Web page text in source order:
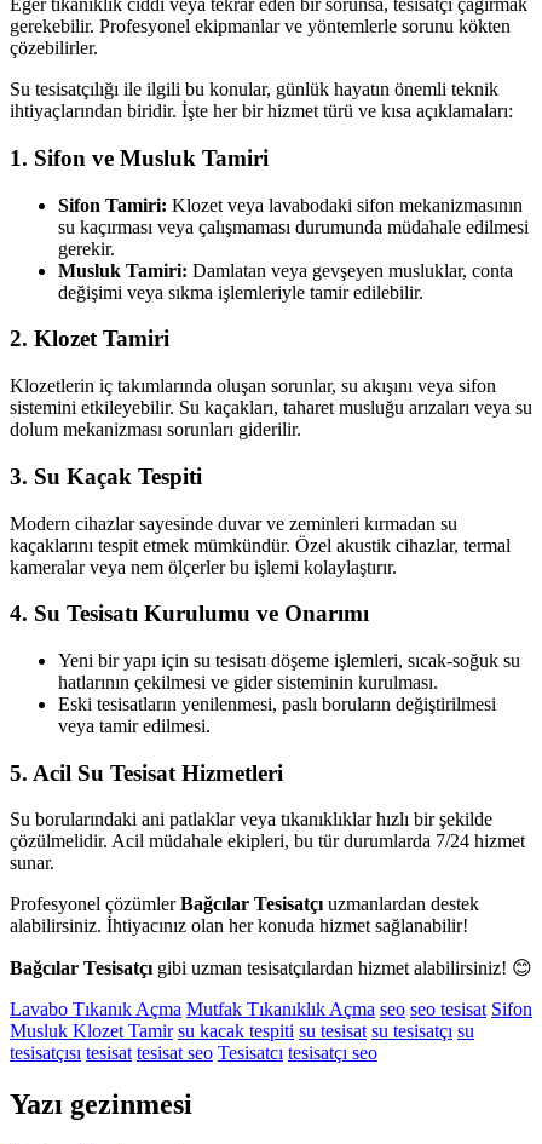
Eğer tıkanıklık ciddi veya tekrar eden bir sorunsa, tesisatçı çağırmak
gerekebilir. Profesyonel ekipmanlar ve yöntemlerle sorunu kökten
çözebilirler.
Su tesisatçılığı ile ilgili bu konular, günlük hayatın önemli teknik
ihtiyaçlarından biridir. İşte her bir hizmet türü ve kısa açıklamaları:
1. Sifon ve Musluk Tamiri
Sifon Tamiri: Klozet veya lavabodaki sifon mekanizmasının
su kaçırması veya çalışmaması durumunda müdahale edilmesi
gerekir.
Musluk Tamiri: Damlatan veya gevşeyen musluklar, conta
değişimi veya sıkma işlemleriyle tamir edilebilir.
2. Klozet Tamiri
Klozetlerin iç takımlarında oluşan sorunlar, su akışını veya sifon
sistemini etkileyebilir. Su kaçakları, taharet musluğu arızaları veya su
dolum mekanizması sorunları giderilir.
3. Su Kaçak Tespiti
Modern cihazlar sayesinde duvar ve zeminleri kırmadan su
kaçaklarını tespit etmek mümkündür. Özel akustik cihazlar, termal
kameralar veya nem ölçerler bu işlemi kolaylaştırır.
4. Su Tesisatı Kurulumu ve Onarımı
Yeni bir yapı için su tesisatı döşeme işlemleri, sıcak-soğuk su
hatlarının çekilmesi ve gider sisteminin kurulması.
Eski tesisatların yenilenmesi, paslı boruların değiştirilmesi
veya tamir edilmesi.
5. Acil Su Tesisat Hizmetleri
Su borularındaki ani patlaklar veya tıkanıklıklar hızlı bir şekilde
çözülmelidir. Acil müdahale ekipleri, bu tür durumlarda 7/24 hizmet
sunar.
Profesyonel çözümlerBağcılar Tesisatçıuzmanlardan destek
alabilirsiniz. İhtiyacınız olan her konuda hizmet sağlanabilir!
Bağcılar Tesisatçıgibi uzman tesisatçılardan hizmet alabilirsiniz! 😊
Lavabo Tıkanık Açma Mutfak Tıkanıklık Açma seo seo tesisat Sifon
Musluk Klozet Tamir su kacak tespiti su tesisat su tesisatçı su
tesisatçısı tesisat tesisat seo Tesisatcı tesisatçı seo
Yazı gezinmesi